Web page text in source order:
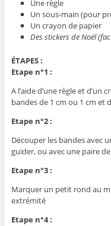
Une règle
Un sous-main (pour
Un crayon de papier
Des stickers de Noël
ÉTAPES :
Etape n°1 :
A l’aide d’une règle et
bandes de 1 cm ou 1 cm et
Etape n°2 :
Découper les bandes avec
guider, ou avec une paire
Etape n°3 :
Marquer un petit rond au
extrémité
Etape n°4 :